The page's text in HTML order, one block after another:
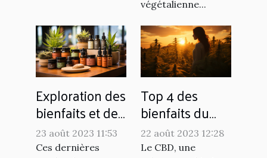
végétalienne...
Exploration des
bienfaits et des
utilisations du
CBD
23 août 2023 11:53
Ces dernières
Top 4 des
bienfaits du
CBD
22 août 2023 12:28
Le CBD, une